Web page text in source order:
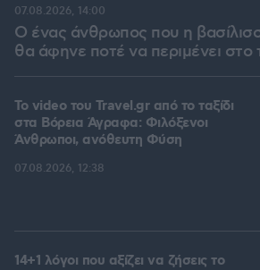
Ο ένας άνθρωπος που η
θα άφηνε ποτέ να περιμένει
07.08.2026, 14:00
To video του Travel.gr από το ταξίδι
στα Βόρεια Άγραφα: Φιλόξενοι
Άνθρωποι, ανόθευτη Φύση
07.08.2026, 12:38
14+1 λόγοι που αξίζει να ζήσεις το